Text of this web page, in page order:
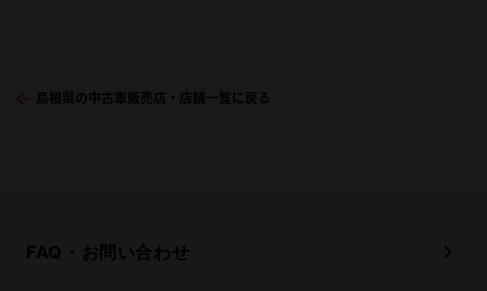
島根県の中古車販売店・店舗一覧に戻る
FAQ・お問い合わせ